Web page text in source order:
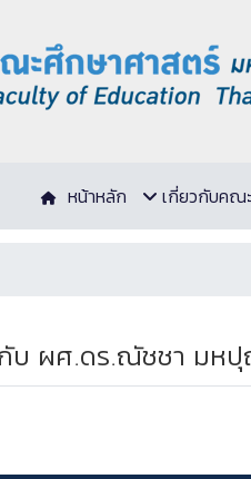
หน้าหลัก เกี่ยวกับคณะ
บ ผศ.ดร.ณัชชา มห